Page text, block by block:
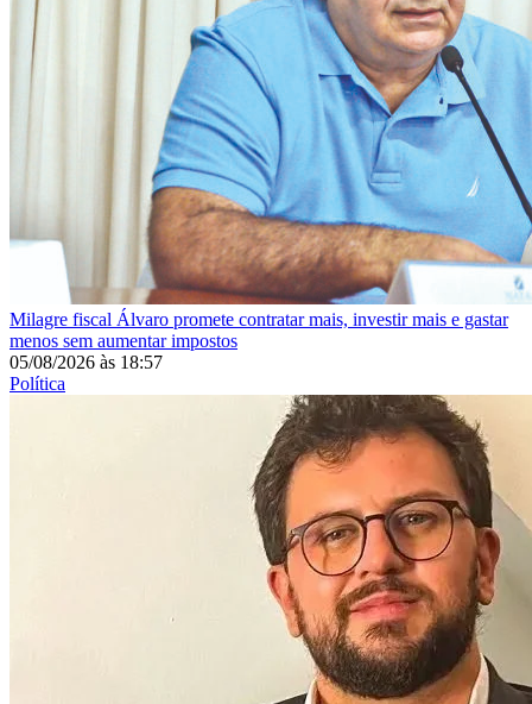
Milagre fiscal Álvaro promete contratar mais, investir mais e gastar
menos sem aumentar impostos
05/08/2026 às 18:57
Política